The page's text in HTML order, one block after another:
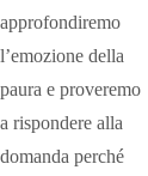
approfondiremo
l’emozione della
paura e proveremo
a rispondere alla
domanda perché